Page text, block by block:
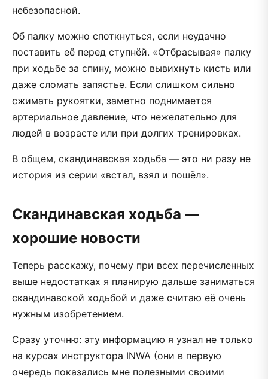
небезопасной.
Об палку можно споткнуться, если неудачно
поставить её перед ступнёй. «Отбрасывая» палку
при ходьбе за спину, можно вывихнуть кисть или
даже сломать запястье. Если слишком сильно
сжимать рукоятки, заметно поднимается
артериальное давление, что нежелательно для
людей в возрасте или при долгих тренировках.
В общем, скандинавская ходьба — это ни разу не
история из серии «встал, взял и пошёл».
Скандинавская ходьба —
хорошие новости
Теперь расскажу, почему при всех перечисленных
выше недостатках я планирую дальше заниматься
скандинавской ходьбой и даже считаю её очень
нужным изобретением.
Сразу уточню: эту информацию я узнал не только
на курсах инструктора INWA (они в первую
очередь показались мне полезными своими